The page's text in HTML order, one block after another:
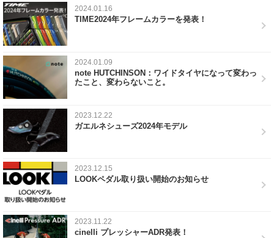
2024.01.16
TIME2024年フレームカラーを発表！
2024.01.09
note HUTCHINSON：ワイドタイヤになって変わっ
たこと、変わらないこと。
2023.12.22
ガエルネシューズ2024年モデル
2023.12.15
LOOKペダル取り扱い開始のお知らせ
2023.11.22
cinelli プレッシャーADR発表！